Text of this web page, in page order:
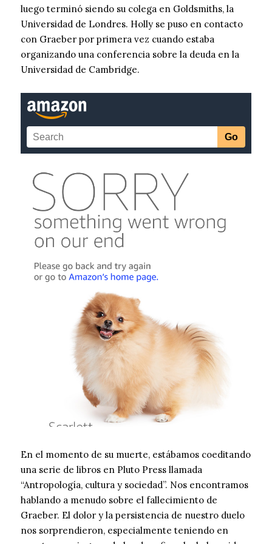
luego terminó siendo su colega en Goldsmiths, la
Universidad de Londres. Holly se puso en contacto
con Graeber por primera vez cuando estaba
organizando una conferencia sobre la deuda en la
Universidad de Cambridge.
En el momento de su muerte, estábamos coeditando
una serie de libros en Pluto Press llamada
“Antropología, cultura y sociedad”. Nos encontramos
hablando a menudo sobre el fallecimiento de
Graeber. El dolor y la persistencia de nuestro duelo
nos sorprendieron, especialmente teniendo en